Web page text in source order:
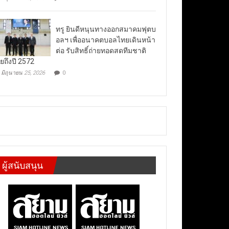
ทรู ยินดีหนุนทางออกสมาคมฟุตบ
อลฯ เพื่ออนาคตบอลไทยเดินหน้า
ต่อ รับสิทธิ์ถ่ายทอดสดทีมชาติ
ถึงปี 2572
มิถุนายน 25, 2026 0
ผู้สนับสนุน